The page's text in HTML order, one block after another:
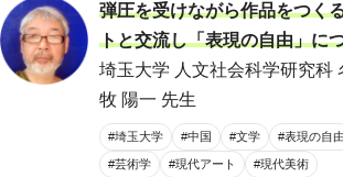
弾圧を受けながら作品をつく
トと交流し「表現の自由」に
埼玉大学 人文社会科学研究科
牧 陽一 先生
#埼玉大学 #中国 #文学 #表現の自由
#芸術学 #現代アート #現代美術